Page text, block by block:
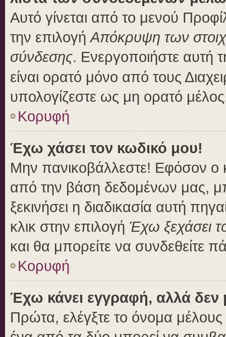
Αυτό γίνεται από το μενού
την επιλογήΑπόκρυψη των
σύνδεσης. Ενεργοποιήστε αυτή
είναι ορατό μόνο από τους
υπολογίζεστε ως μη ορατό
Κορυφή
Έχω χάσει τον κωδικό μου!
Μην πανικοβάλλεστε! Εφόσον ο
από την βάση δεδομένων μας,
ξεκινήσει η διαδικασία αυτή
κλικ στην επιλογή Έχω ξεχάσει
και θα μπορείτε να συνδεθείτε
Κορυφή
Έχω κάνει εγγραφή, αλλά
Πρώτα, ελέγξτε το όνομα μέλους